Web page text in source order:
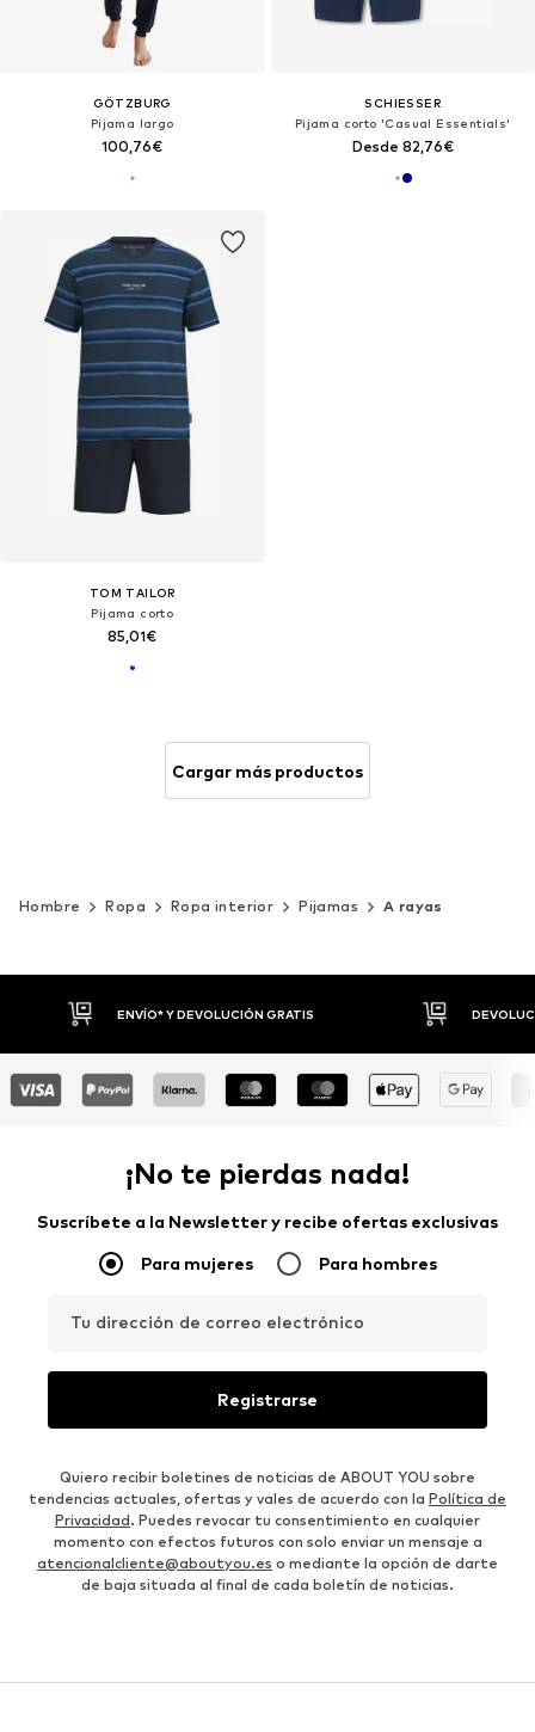
GÖTZBURG
Pijama largo
100,76€
SCHIESSER
Pijama corto 'Casual Essentials'
Desde 82,76€
TOM TAILOR
Pijama corto
85,01€
Cargar más productos
Hombre Ropa Ropa interior Pijamas A rayas
DEVOLUCIONES HASTA 30 DÍAS
¡No te pierdas nada!
Suscríbete a la Newsletter y recibe ofertas exclusivas
Para mujeres Para hombres
Tu dirección de correo electrónico
Registrarse
Quiero recibir boletines de noticias de ABOUT YOU sobre
tendencias actuales, ofertas y vales de acuerdo con la Política de
Privacidad. Puedes revocar tu consentimiento en cualquier
momento con efectos futuros con solo enviar un mensaje a
atencionalcliente@aboutyou.es o mediante la opción de darte
de baja situada al final de cada boletín de noticias.